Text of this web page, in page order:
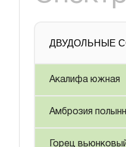
ДВУДОЛЬНЫЕ
Акалифа южная
Амброзия
Горец вьюнковый